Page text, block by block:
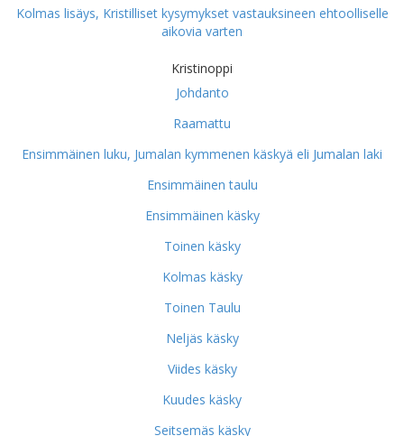
Kolmas lisäys, Kristilliset kysymykset vastauksineen ehtoolliselle
aikovia varten
Kristinoppi
Johdanto
Raamattu
Ensimmäinen luku, Jumalan kymmenen käskyä eli Jumalan laki
Ensimmäinen taulu
Ensimmäinen käsky
Toinen käsky
Kolmas käsky
Toinen Taulu
Neljäs käsky
Viides käsky
Kuudes käsky
Seitsemäs käsky